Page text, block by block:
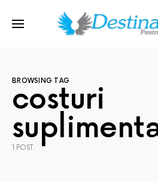
BROWSING TAG
costuri
1 POST